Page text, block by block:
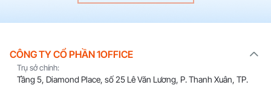
CÔNG TY CỔ PHẦN 1OFFICE
Trụ sở chính:
Tầng 5, Diamond Place, số 25 Lê Văn Lương, P. Thanh Xuân, TP.